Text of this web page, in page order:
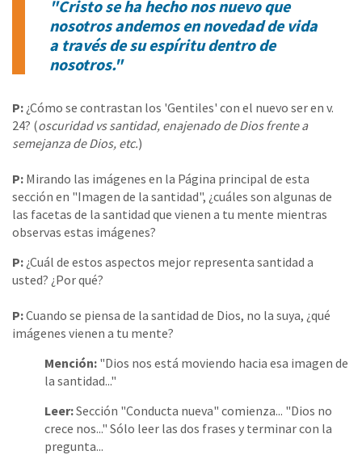
"Cristo se ha hecho nos nuevo que
nosotros andemos en novedad de vida
a través de su espíritu dentro de
nosotros."
P: ¿Cómo se contrastan los 'Gentiles' con el nuevo ser en v.
24? (oscuridad vs santidad, enajenado de Dios frente a
semejanza de Dios, etc.)
P: Mirando las imágenes en la Página principal de esta
sección en "Imagen de la santidad", ¿cuáles son algunas de
las facetas de la santidad que vienen a tu mente mientras
observas estas imágenes?
P: ¿Cuál de estos aspectos mejor representa santidad a
usted? ¿Por qué?
P:Cuando se piensa de la santidad de Dios, no la suya, ¿qué
imágenes vienen a tu mente?
Mención: "Dios nos está moviendo hacia esa imagen de
la santidad..."
Leer:Sección "Conducta nueva" comienza... "Dios no
crece nos..." Sólo leer las dos frases y terminar con la
pregunta...